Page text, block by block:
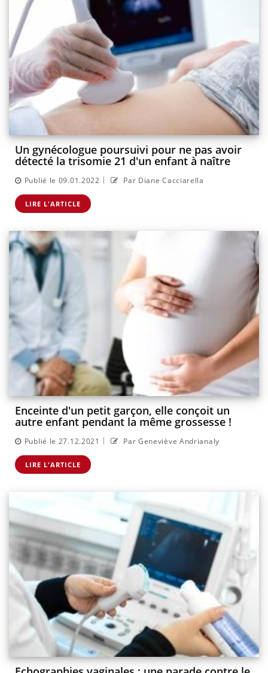
Un gynécologue poursuivi pour ne pas avoir
détecté la trisomie 21 d'un enfant à naître
Publié le 09.01.2022 | Par Diane Cacciarella
LIRE L'ARTICLE
Enceinte d'un petit garçon, elle conçoit un
autre enfant pendant la même grossesse !
Publié le 27.12.2021 | Par Geneviève Andrianaly
LIRE L'ARTICLE